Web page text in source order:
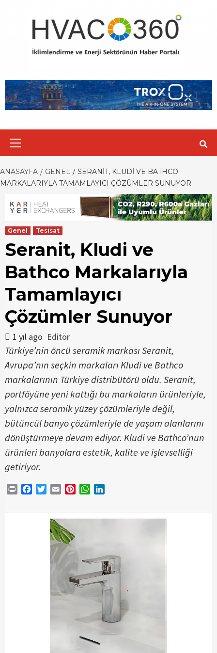
ANASAYFA GENEL
SERANIT, KLUDI VE BATHCO
MARKALARIYLA TAMAMLAYICI ÇÖZÜMLER SUNUYOR
Genel Tesisat
Seranit, Kludi ve
Bathco Markalarıyla
Tamamlayıcı
Çözümler Sunuyor
1 yıl ago Editör
Türkiye’nin öncü seramik markası Seranit,
Avrupa’nın seçkin markaları Kludi ve Bathco
markalarının Türkiye distribütörü oldu. Seranit,
portföyüne yeni kattığı bu markaların ürünleriyle,
yalnızca seramik yüzey çözümleriyle değil,
bütüncül banyo çözümleriyle de yaşam alanlarını
dönüştürmeye devam ediyor. Kludi ve Bathco’nun
ürünleri banyolara estetik, kalite ve işlevselliği
getiriyor.
Print FacebookTwitterEmail PinterestWhatsApp